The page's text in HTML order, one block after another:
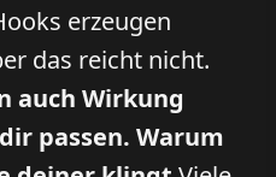
erzeugen
das reicht nicht.
auch Wirkung
passen. Warum